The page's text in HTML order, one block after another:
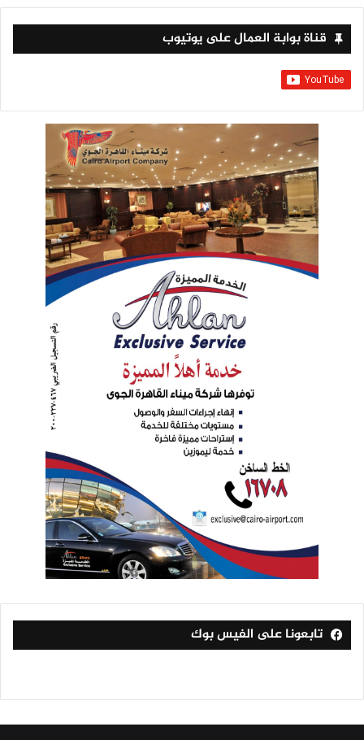
قناة بوابة العمال على يوتيوب
تابعونا على الفيس بوك